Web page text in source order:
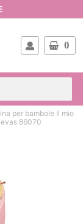
0
per bambole Il mio
86070